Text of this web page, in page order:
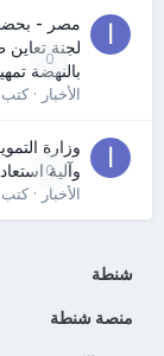
0
مصر -
لجنة
بالنهضة
الأخبار·
0
وزارة
وآلية
الأخبار·
شنطة
منصة شنطة